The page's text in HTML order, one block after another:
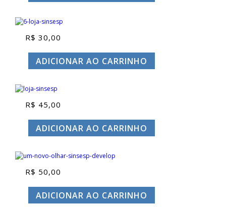
R$ 30,00
ADICIONAR AO CARRINHO
R$ 45,00
ADICIONAR AO CARRINHO
R$ 50,00
ADICIONAR AO CARRINHO